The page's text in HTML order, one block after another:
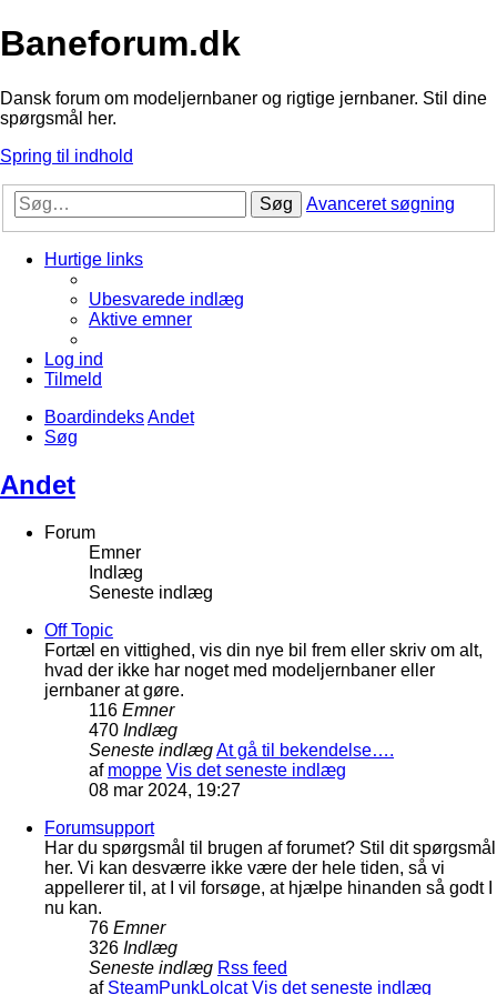
Baneforum.dk
Dansk forum om modeljernbaner og rigtige jernbaner. Stil dine
spørgsmål her.
Spring til indhold
Søg Avanceret søgning
Hurtige links
Ubesvarede indlæg
Aktive emner
Log ind
Tilmeld
BoardindeksAndet
Søg
Andet
Forum
Emner
Indlæg
Seneste indlæg
Off Topic
Fortæl en vittighed, vis din nye bil frem eller skriv om alt,
hvad der ikke har noget med modeljernbaner eller
jernbaner at gøre.
116 Emner
470 Indlæg
Seneste indlægAt gå til bekendelse….
af moppe Vis det seneste indlæg
08 mar 2024, 19:27
Forumsupport
Har du spørgsmål til brugen af forumet? Stil dit spørgsmål
her. Vi kan desværre ikke være der hele tiden, så vi
appellerer til, at I vil forsøge, at hjælpe hinanden så godt I
nu kan.
76 Emner
326 Indlæg
Seneste indlæg Rss feed
af SteamPunkLolcat Vis det seneste indlæg